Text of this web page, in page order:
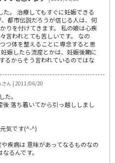
。 治療してもすぐに妊娠できる
都市伝説だろうが信じる人は、何
りを付けてきます。 私の娘は心疾
言われとても苦しいです。 なの
つ体を整えることに専念すると思
娠したら流産とかは、妊娠後期に
るからそう言われているのではな
さん | 2011/06/20
た。
落ち着いてから引っ越ししまし
気です(^-^)
疾病は 意味があってなるものなの
るんです。